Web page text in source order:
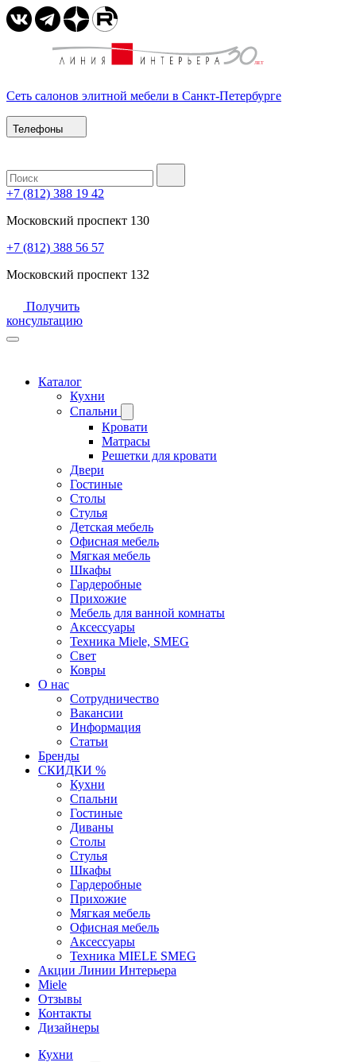
Сеть салонов элитной мебели в Санкт-Петербурге
Телефоны
+7 (812) 388 19 42
Московский проспект 130
+7 (812) 388 56 57
Московский проспект 132
Получить
консультацию
Каталог
Кухни
Спальни
Кровати
Матрасы
Решетки для кровати
Двери
Гостиные
Столы
Стулья
Детская мебель
Офисная мебель
Мягкая мебель
Шкафы
Гардеробные
Прихожие
Мебель для ванной комнаты
Аксессуары
Техника Miele, SMEG
Свет
Ковры
О нас
Сотрудничество
Вакансии
Информация
Статьи
Бренды
СКИДКИ %
Кухни
Спальни
Гостиные
Диваны
Столы
Стулья
Шкафы
Гардеробные
Прихожие
Мягкая мебель
Офисная мебель
Аксессуары
Техника MIELE SMEG
Акции Линии Интерьера
Miele
Отзывы
Контакты
Дизайнеры
Кухни